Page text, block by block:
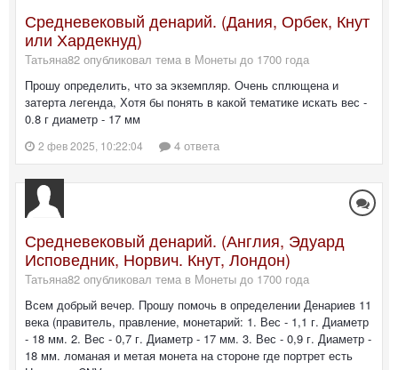
Средневековый денарий. (Дания, Орбек, Кнут
или Хардекнуд)
Татьяна82 опубликовал тема в Монеты до 1700 года
Прошу определить, что за экземпляр. Очень сплющена и
затерта легенда, Хотя бы понять в какой тематике искать вес -
0.8 г диаметр - 17 мм
2 фев 2025, 10:22:04 4 ответа
Средневековый денарий. (Англия, Эдуард
Исповедник, Норвич. Кнут, Лондон)
Татьяна82 опубликовал тема в Монеты до 1700 года
Всем добрый вечер. Прошу помочь в определении Денариев 11
века (правитель, правление, монетарий: 1. Вес - 1,1 г. Диаметр
- 18 мм. 2. Вес - 0,7 г. Диаметр - 17 мм. 3. Вес - 0,9 г. Диаметр -
18 мм. ломаная и метая монета на стороне где портрет есть